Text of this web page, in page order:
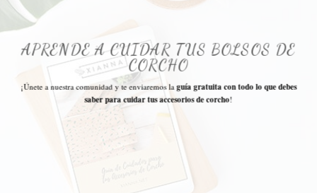
APRENDE A CUIDAR TUS BOLSOS DE
CORCHO
¡Únete a nuestra comunidad y te enviaremos la guía gratuita con todo lo que debes
saber para cuidar tus accesorios de corcho!